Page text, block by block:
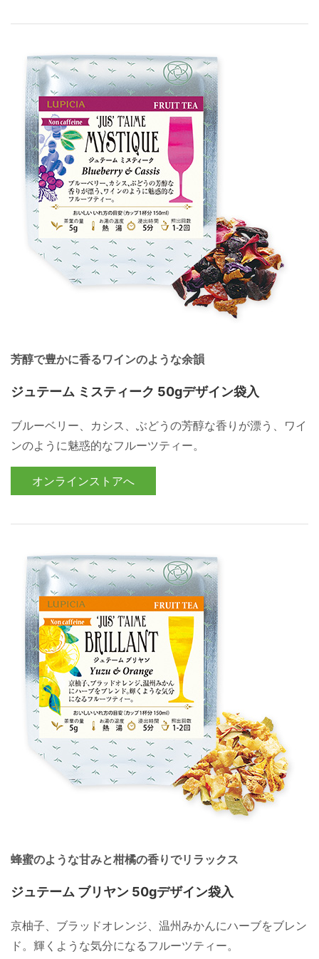
芳醇で豊かに香るワインのような余韻
ジュテーム ミスティーク 50gデザイン袋入
ブルーベリー、カシス、ぶどうの芳醇な香りが漂う、ワイ
ンのように魅惑的なフルーツティー。
オンラインストアへ
蜂蜜のような甘みと柑橘の香りでリラックス
ジュテーム ブリヤン 50gデザイン袋入
京柚子、ブラッドオレンジ、温州みかんにハーブをブレン
ド。輝くような気分になるフルーツティー。